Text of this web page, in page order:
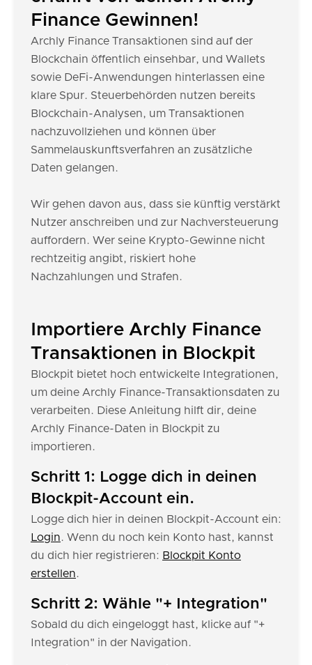
Finance Gewinnen!
Archly Finance Transaktionen sind auf der
Blockchain öffentlich einsehbar, und Wallets
sowie DeFi-Anwendungen hinterlassen eine
klare Spur. Steuerbehörden nutzen bereits
Blockchain-Analysen, um Transaktionen
nachzuvollziehen und können über
Sammelauskunftsverfahren an zusätzliche
Daten gelangen.
Wir gehen davon aus, dass sie künftig verstärkt
Nutzer anschreiben und zur Nachversteuerung
auffordern. Wer seine Krypto-Gewinne nicht
rechtzeitig angibt, riskiert hohe
Nachzahlungen und Strafen.
Importiere Archly Finance
Transaktionen in Blockpit
Blockpit bietet hoch entwickelte Integrationen,
um deine Archly Finance-Transaktionsdaten zu
verarbeiten. Diese Anleitung hilft dir, deine
Archly Finance-Daten in Blockpit zu
importieren.
Schritt 1: Logge dich in deinen
Blockpit-Account ein.
Logge dich hier in deinen Blockpit-Account ein:
Login. Wenn du noch kein Konto hast, kannst
du dich hier registrieren: Blockpit Konto
erstellen.
Schritt 2: Wähle "+ Integration"
Sobald du dich eingeloggt hast, klicke auf "+
Integration" in der Navigation.